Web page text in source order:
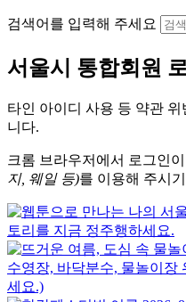
검색어를 입력해 주세요
서울시 통합회원
타인 아이디 사용 등 약관 위
니다.
크롬 브라우저에서 로그인
지, 웨일 등)를 이용해 주시